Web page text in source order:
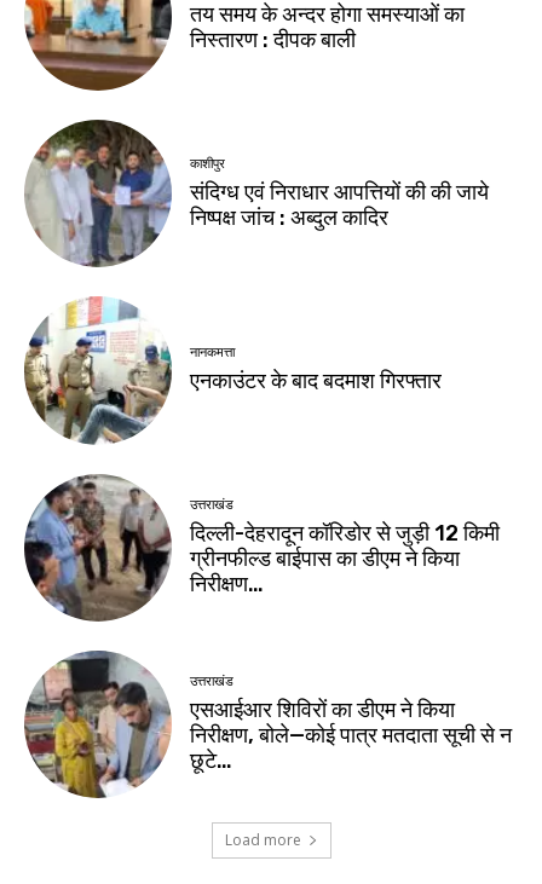
तय समय के अन्दर होगा समस्याओं का
निस्तारण : दीपक बाली
काशीपुर
संदिग्ध एवं निराधार आपत्तियों की की जाये
निष्पक्ष जांच : अब्दुल कादिर
नानकमत्ता
एनकाउंटर के बाद बदमाश गिरफ्तार
उत्तराखंड
दिल्ली-देहरादून कॉरिडोर से जुड़ी 12 किमी
ग्रीनफील्ड बाईपास का डीएम ने किया
निरीक्षण…
उत्तराखंड
एसआईआर शिविरों का डीएम ने किया
निरीक्षण, बोले—कोई पात्र मतदाता सूची से न
छूटे…
Load more